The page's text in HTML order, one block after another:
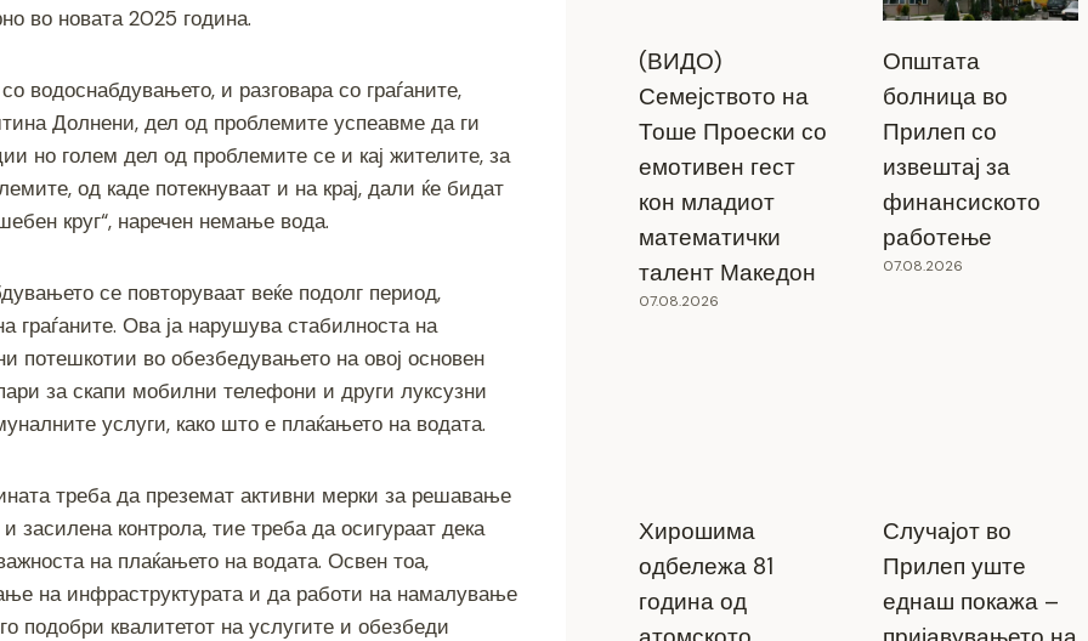
во новата 2025 година.
водоснабдувањето, и разговара со граѓаните,
Долнени, дел од проблемите успеавме да ги
но голем дел од проблемите се и кај жителите, за
од каде потекнуваат и на крај, дали ќе бидат
круг“, наречен немање вода.
се повторуваат веќе подолг период,
граѓаните. Ова ја нарушува стабилноста на
потешкотии во обезбедувањето на овој основен
за скапи мобилни телефони и други луксузни
услуги, како што е плаќањето на водата.
треба да преземат активни мерки за решавање
засилена контрола, тие треба да осигураат дека
на плаќањето на водата. Освен тоа,
на инфраструктурата и да работи на намалување
подобри квалитетот на услугите и обезбеди
(ВИДО)
Семејството на
Тоше Проески со
емотивен гест
кон младиот
математички
талент Македон
07.08.2026
Општата
болница во
Прилеп со
извештај за
финансиското
работење
07.08.2026
Хирошима
одбележа 81
година од
Случајот во
Прилеп уште
еднаш покажа –